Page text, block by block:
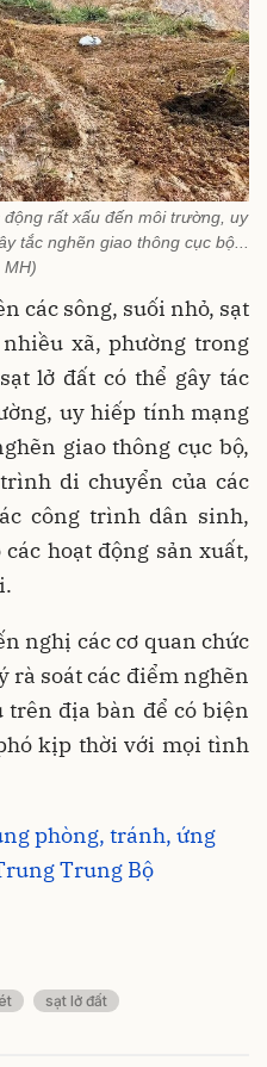
rất xấu đến môi trường, uy
tắc nghẽn giao thông cục bộ...
MH)
các sông, suối nhỏ, sạt
xã, phường trong
lở đất có thể gây tác
uy hiếp tính mạng
giao thông cục bộ,
di chuyển của các
công trình dân sinh,
hoạt động sản xuất,
nghị các cơ quan chức
rà soát các điểm nghẽn
trên địa bàn để có biện
kịp thời với mọi tình
phòng, tránh, ứng
Trung Bộ
sạt lở đất